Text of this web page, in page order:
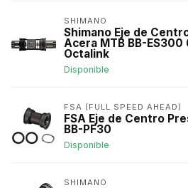
SHIMANO
Shimano Eje de
Acera MTB BB-ES300
Octalink
Disponible
FSA (FULL SPEED AHEAD)
FSA Eje de Centro
BB-PF30
Disponible
SHIMANO